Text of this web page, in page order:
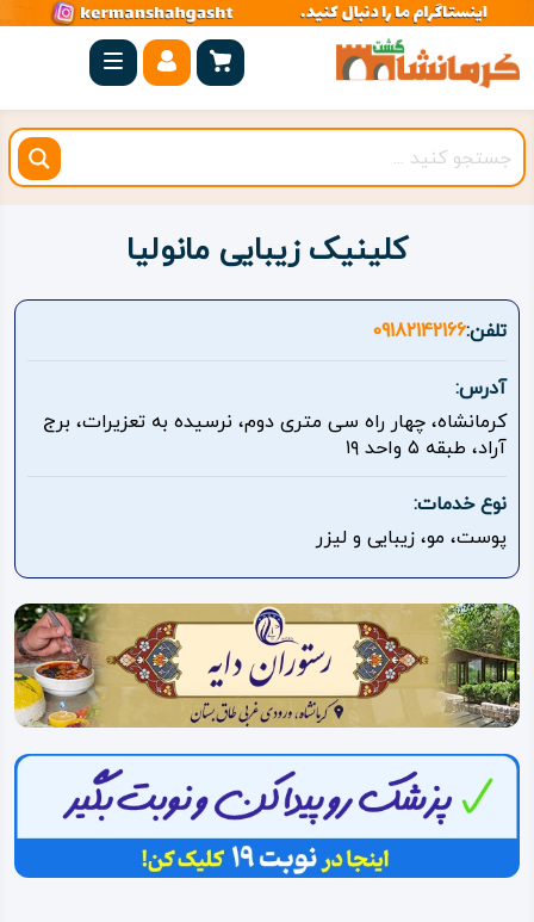
صفحه
اصلی
کرمانشاه
شهرستان
بیستون
روستاهای
هدف
اقامتگاه
ویژه
درباره
ما
کلینیک زیبایی مانولیا
تلفن:09182142166
آدرس:
کرمانشاه، چهار راه سی متری دوم، نرسیده به تعزیرات، برج
آراد، طبقه ۵ واحد ۱۹
نوع خدمات:
پوست، مو، زیبایی و لیزر